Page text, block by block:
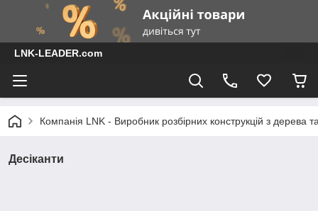
LNK-LEADER.com
Компанія LNK - Виробник розбірних конструкцій з дерева
Десіканти